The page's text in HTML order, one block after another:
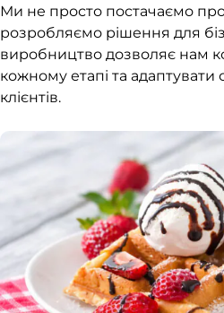
Ми не просто постачаємо
розробляємо рішення для
виробництво дозволяє нам
кожному етапі та адаптувати
клієнтів.